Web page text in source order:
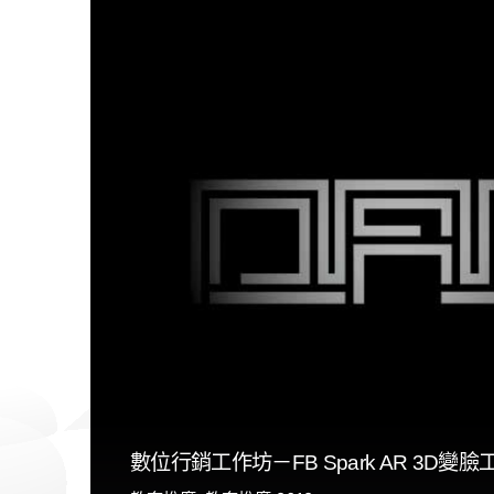
數位行銷工作坊－FB Spark AR 3D變臉